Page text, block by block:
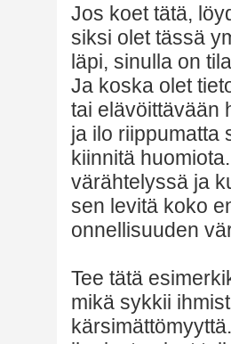
Jos koet tätä,
siksi olet tässä
läpi, sinulla on
Ja koska olet
tai elävöittävään
ja ilo riippumatta
kiinnitä
värähtelyssä ja
sen levitä koko
onnellisuuden
Tee tätä
mikä sykkii